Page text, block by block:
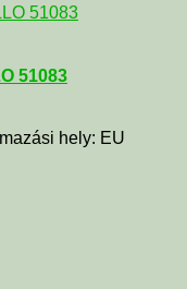
51083
hely: EU